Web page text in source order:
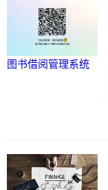
图书借阅管理系统